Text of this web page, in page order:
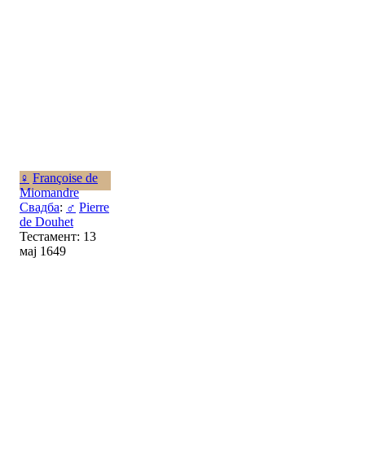
♀ Françoise de
Miomandre
Свадба: ♂ Pierre
de Douhet
Тестамент: 13
мај 1649